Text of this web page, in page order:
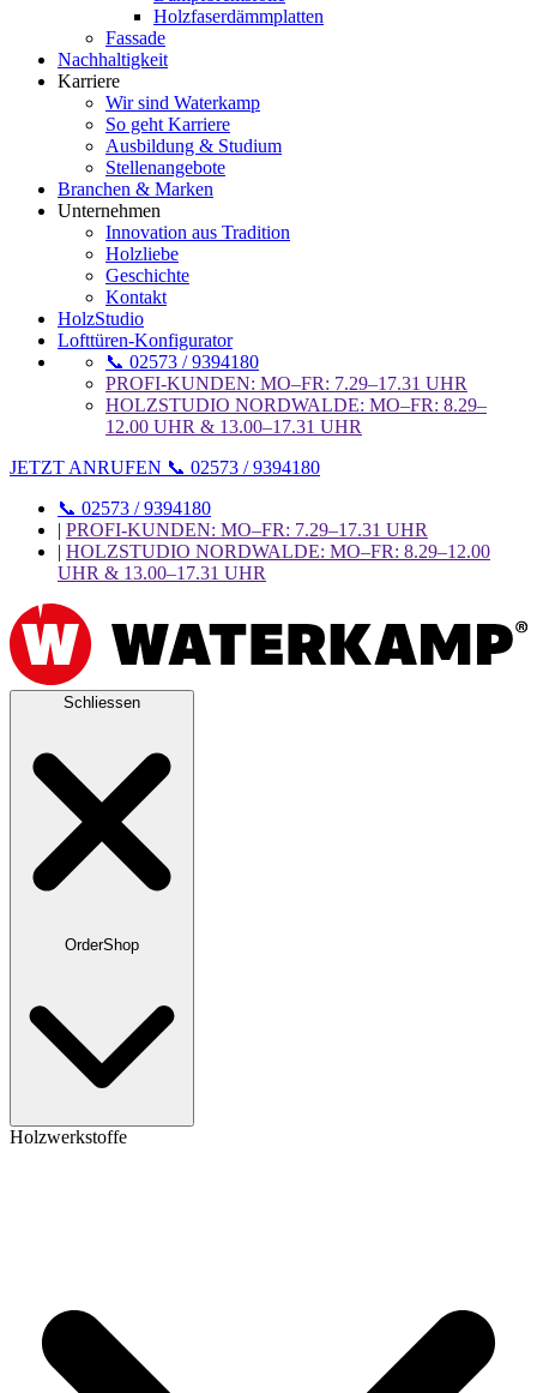
Holzfaserdämmplatten
Fassade
Nachhaltigkeit
Karriere
Wir sind Waterkamp
So geht Karriere
Ausbildung & Studium
Stellenangebote
Branchen & Marken
Unternehmen
Innovation aus Tradition
Holzliebe
Geschichte
Kontakt
HolzStudio
Lofttüren-Konfigurator
📞 02573 / 9394180
PROFI-KUNDEN: MO–FR: 7.29–17.31 UHR
HOLZSTUDIO NORDWALDE: MO–FR: 8.29–
12.00 UHR & 13.00–17.31 UHR
JETZT ANRUFEN 📞 02573 / 9394180
📞 02573 / 9394180
| PROFI-KUNDEN: MO–FR: 7.29–17.31 UHR
| HOLZSTUDIO NORDWALDE: MO–FR: 8.29–12.00
UHR & 13.00–17.31 UHR
Schliessen
OrderShop
Holzwerkstoffe